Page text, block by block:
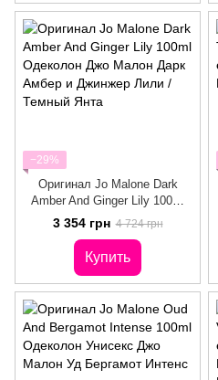
−29%
Оригинал Jo Malone Dark
Amber And Ginger Lily 100ml
Одеколон Джо Малон Дарк
Амбер и Джинжер Лили /
Темный Янта
3 354 грн 4 724 грн
Купить